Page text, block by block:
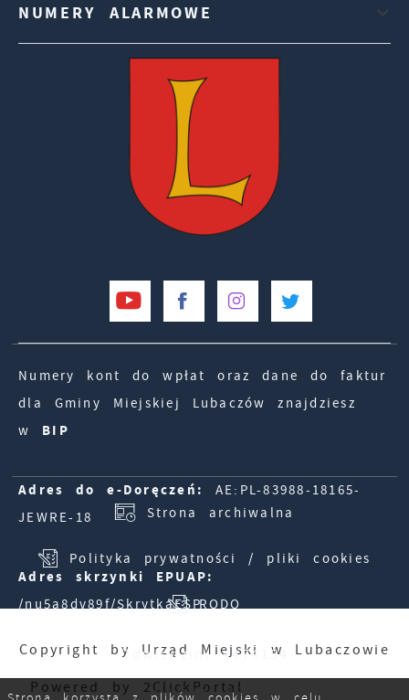
NUMERY ALARMOWE
Numery kont do wpłat oraz dane do faktur
dla Gminy Miejskiej Lubaczów znajdziesz
w BIP
Adres do e-Doręczeń:
AE:PL-83988-18165-
JEWRE-18
Adres skrzynki EPUAP:
/nu5a8dv89f/SkrytkaESP
Strona archiwalna
Polityka prywatności / pliki cookies
RODO
Odwiedzin: 4474154
Online: 892
Copyright by Urząd Miejski w Lubaczowie
Powered by 2ClickPortal